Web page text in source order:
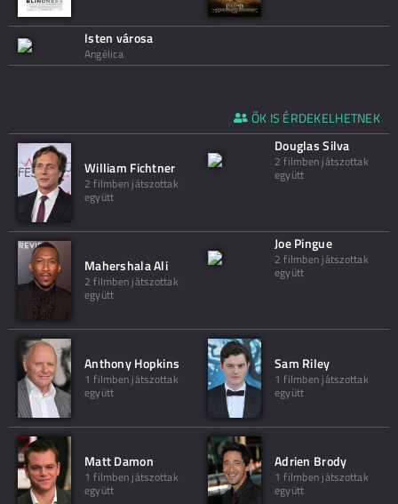
Isten városa
Angélica
ŐK IS ÉRDEKELHETNEK
William Fichtner
2 filmben játszottak
együtt
Douglas Silva
2 filmben játszottak
együtt
Mahershala Ali
2 filmben játszottak
együtt
Joe Pingue
2 filmben játszottak
együtt
Anthony Hopkins
1 filmben játszottak
együtt
Sam Riley
1 filmben játszottak
együtt
Matt Damon
1 filmben játszottak
együtt
Adrien Brody
1 filmben játszottak
együtt